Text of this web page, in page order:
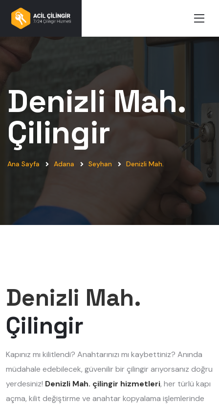
Denizli Mah.
Çilingir
Ana Sayfa Adana Seyhan Denizli Mah.
Denizli Mah.
Çilingir
Kapınız mı kilitlendi? Anahtarınızı mı kaybettiniz? Anında
müdahale edebilecek, güvenilir bir çilingir arıyorsanız doğru
yerdesiniz! Denizli Mah. çilingir hizmetleri, her türlü kapı
açma, kilit değiştirme ve anahtar kopyalama işlemlerinde